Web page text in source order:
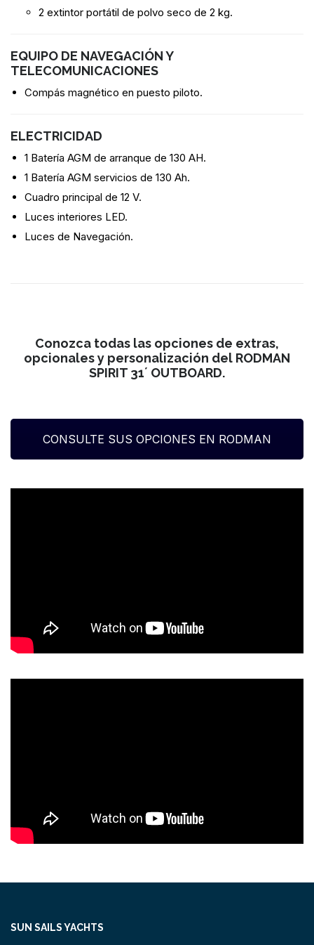
2 extintor portátil de polvo seco de 2 kg.
EQUIPO DE NAVEGACIÓN Y
TELECOMUNICACIONES
Compás magnético en puesto piloto.
ELECTRICIDAD
1 Batería AGM de arranque de 130 AH.
1 Batería AGM servicios de 130 Ah.
Cuadro principal de 12 V.
Luces interiores LED.
Luces de Navegación.
Conozca todas las opciones de extras,
opcionales y personalización del RODMAN
SPIRIT 31´ OUTBOARD.
CONSULTE SUS OPCIONES EN RODMAN
SUN SAILS YACHTS